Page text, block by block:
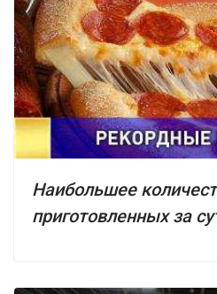
Наибольшее
приготовленных за